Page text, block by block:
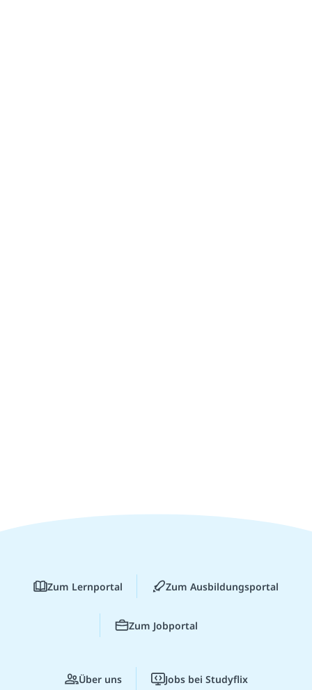
Zum Lernportal Zum Ausbildungsportal
Zum Jobportal
Über uns Jobs bei Studyflix